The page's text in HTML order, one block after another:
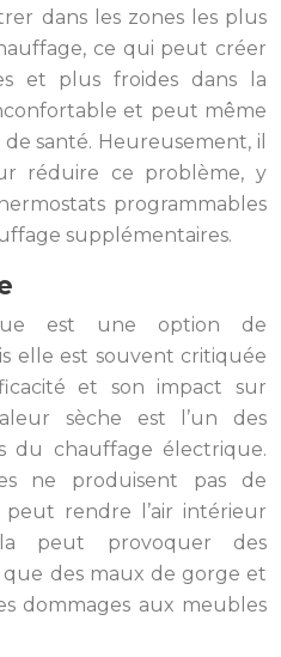
dans les zones les plus
ce qui peut créer
et plus froides dans la
et peut même
santé. Heureusement, il
réduire ce problème, y
programmables
supplémentaires.
est une option de
elle est souvent critiquée
et son impact sur
sèche est l’un des
du chauffage électrique.
ne produisent pas de
rendre l’air intérieur
peut provoquer des
des maux de gorge et
dommages aux meubles